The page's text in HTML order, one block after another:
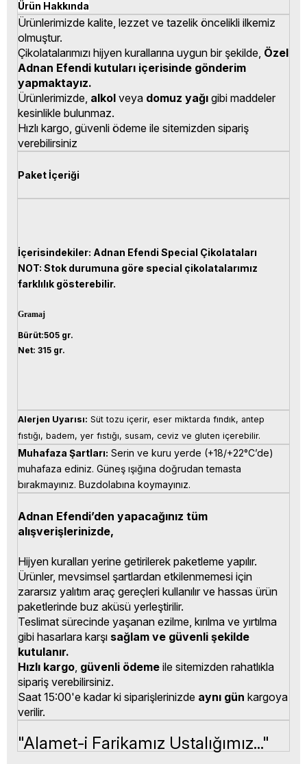
Ürün Hakkında
Ürünlerimizde kalite, lezzet ve tazelik öncelikli ilkemiz
olmuştur.
Çikolatalarımızı hijyen kurallarına uygun bir şekilde, Özel
Adnan Efendi kutuları içerisinde gönderim
yapmaktayız.
Ürünlerimizde, alkol veya domuz yağı gibi maddeler
kesinlikle bulunmaz.
Hızlı kargo, güvenli ödeme ile sitemizden sipariş
verebilirsiniz
Paket İçeriği
İçerisindekiler: Adnan Efendi Special Çikolataları
NOT: Stok durumuna göre special çikolatalarımız
farklılık gösterebilir.
Gramaj
Bürüt:505 gr.
Net: 315 gr.
Alerjen Uyarısı: Süt tozu içerir, eser miktarda fındık, antep
fıstığı, badem, yer fıstığı, susam, ceviz ve gluten içerebilir.
Muhafaza Şartları: Serin ve kuru yerde (+18/+22°C’de)
muhafaza ediniz. Güneş ışığına doğrudan temasta
bırakmayınız. Buzdolabına koymayınız.
Adnan Efendi’den yapacağınız tüm
alışverişlerinizde,
Hijyen kuralları yerine getirilerek paketleme yapılır.
Ürünler, mevsimsel şartlardan etkilenmemesi için
zararsız yalıtım araç gereçleri kullanılır ve hassas ürün
paketlerinde buz aküsü yerleştirilir.
Teslimat sürecinde yaşanan ezilme, kırılma ve yırtılma
gibi hasarlara karşı sağlam ve güvenli şekilde
kutulanır.
Hızlı kargo, güvenli ödeme ile sitemizden rahatlıkla
sipariş verebilirsiniz.
Saat 15:00'e kadar ki siparişlerinizde aynı gün kargoya
verilir.
"Alamet-i Farikamız Ustalığımız..."